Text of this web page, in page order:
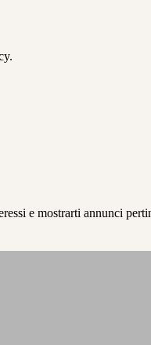
e mostrarti annunci